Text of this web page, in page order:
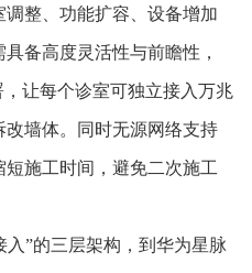
调整、功能扩容、设备增加
备高度灵活性与前瞻性，
让每个诊室可独立接入万兆
墙体。同时无源网络支持
施工时间，避免二次施工
入”的三层架构，到华为星脉